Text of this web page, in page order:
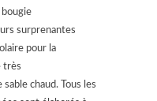
bougie
surprenantes
pour la
très
chaud. Tous les